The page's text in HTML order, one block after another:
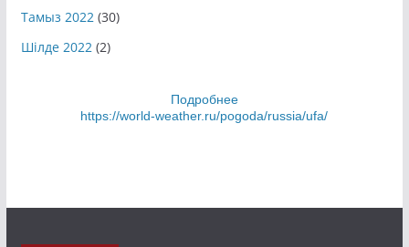
Тамыз 2022(30)
Шілде 2022(2)
Подробнее
https://world-weather.ru/pogoda/russia/ufa/